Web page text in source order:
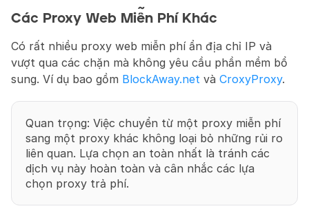
Các Proxy Web Miễn Phí Khác
Có rất nhiều proxy web miễn phí ẩn địa chỉ IP và
vượt qua các chặn mà không yêu cầu phần mềm bổ
sung. Ví dụ bao gồm BlockAway.net và CroxyProxy.
Quan trọng: Việc chuyển từ một proxy miễn phí
sang một proxy khác không loại bỏ những rủi ro
liên quan. Lựa chọn an toàn nhất là tránh các
dịch vụ này hoàn toàn và cân nhắc các lựa
chọn proxy trả phí.